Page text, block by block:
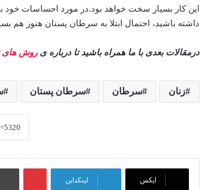
داشته باشید، احتمال ابتلا به سرطان پستان هنوز هم
درمقالات بعدی با ما همراه باشید تا درباره یروش های
زنان سرطان سرطان پستان
ایکس لینکداین
پینتریست